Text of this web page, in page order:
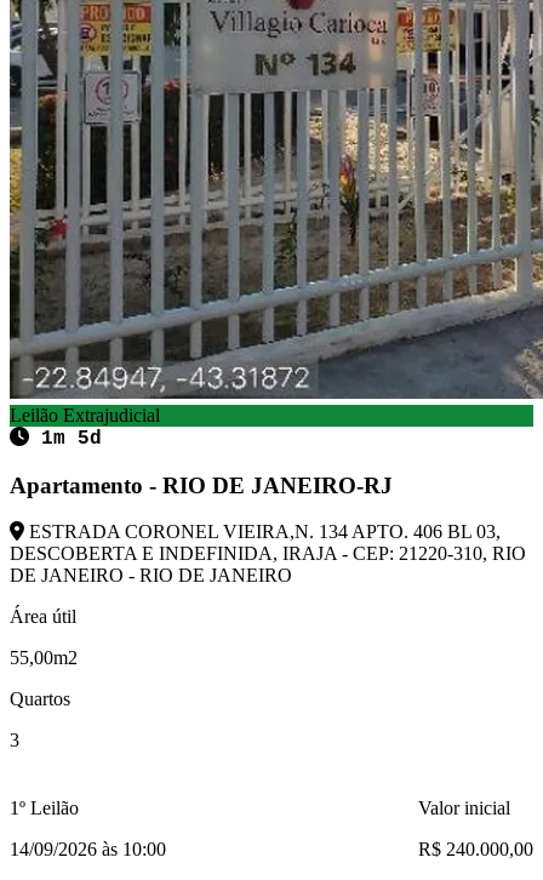
Leilão Extrajudicial
1m 5d
Apartamento - RIO DE JANEIRO-RJ
ESTRADA CORONEL VIEIRA,N. 134 APTO. 406 BL 03,
DESCOBERTA E INDEFINIDA, IRAJA - CEP: 21220-310, RIO
DE JANEIRO - RIO DE JANEIRO
Área útil
55,00m2
Quartos
3
1º Leilão
14/09/2026 às 10:00
Valor inicial
R$ 240.000,00